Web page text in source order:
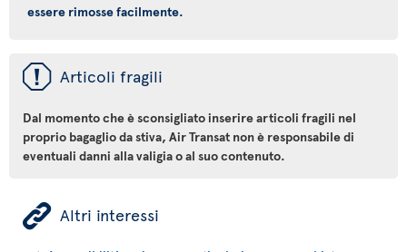
essere rimosse facilmente.
ü Articoli fragili
Dal momento che è sconsigliato inserire articoli fragili nel
proprio bagaglio da stiva, Air Transat non è responsabile di
eventuali danni alla valigia o al suo contenuto.
ÿ Altri interessi